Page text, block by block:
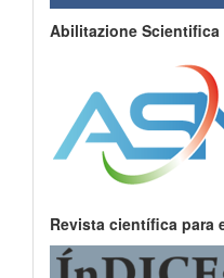
Abilitazione Scientifica
Revista científica para